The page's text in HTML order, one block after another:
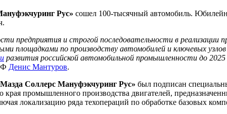
Рус» сошел 100-тысячный автомобиль.
предприятия и строгой последовательности в
площадками по производству автомобилей и ключевых
развития российской автомобильной промышленности до
Денис Мантуров.
Соллерс Мануфэкчуринг Рус» был подписан
промышленного производства двигателей,
локализацию ряда техопераций по обработке базовых